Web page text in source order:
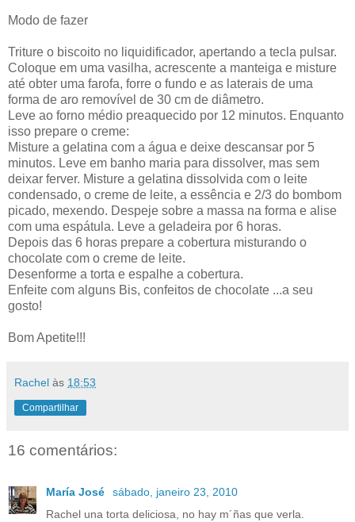
Modo de fazer
Triture o biscoito no liquidificador, apertando a tecla pulsar.
Coloque em uma vasilha, acrescente a manteiga e misture
até obter uma farofa, forre o fundo e as laterais de uma
forma de aro removível de 30 cm de diâmetro.
Leve ao forno médio preaquecido por 12 minutos. Enquanto
isso prepare o creme:
Misture a gelatina com a água e deixe descansar por 5
minutos. Leve em banho maria para dissolver, mas sem
deixar ferver. Misture a gelatina dissolvida com o leite
condensado, o creme de leite, a essência e 2/3 do bombom
picado, mexendo. Despeje sobre a massa na forma e alise
com uma espátula. Leve a geladeira por 6 horas.
Depois das 6 horas prepare a cobertura misturando o
chocolate com o creme de leite.
Desenforme a torta e espalhe a cobertura.
Enfeite com alguns Bis, confeitos de chocolate ...a seu
gosto!
Bom Apetite!!!
Rachel às 18:53
Compartilhar
16 comentários:
María José
sábado, janeiro 23, 2010
Rachel una torta deliciosa, no hay m´ñas que verla.